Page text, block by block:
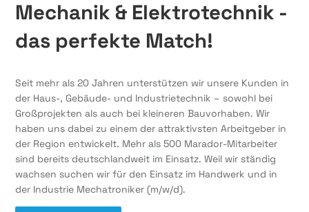
Mechanik & Elektrotechnik -
das perfekte Match!
Seit mehr als 20 Jahren unterstützen wir unsere Kunden in
der Haus-, Gebäude- und Industrietechnik – sowohl bei
Großprojekten als auch bei kleineren Bauvorhaben. Wir
haben uns dabei zu einem der attraktivsten Arbeitgeber in
der Region entwickelt. Mehr als 500 Marador-Mitarbeiter
sind bereits deutschlandweit im Einsatz. Weil wir ständig
wachsen suchen wir für den Einsatz im Handwerk und in
der Industrie Mechatroniker (m/w/d).